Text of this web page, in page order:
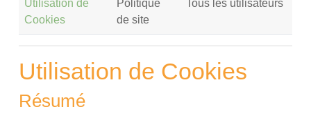
Utilisation de
Cookies
Politique
de site
Tous les utilisateurs
Utilisation de Cookies
Résumé